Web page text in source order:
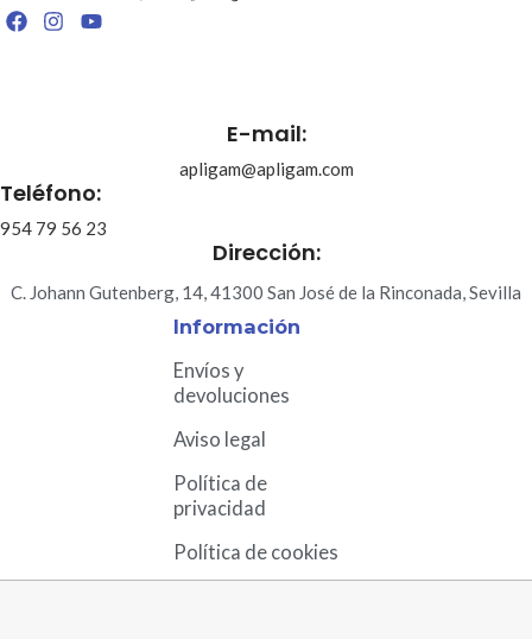
E-mail:
apligam@apligam.com
Teléfono:
954 79 56 23
Dirección:
C. Johann Gutenberg, 14, 41300 San José de la Rinconada, Sevilla
Información
Envíos y
devoluciones
Aviso legal
Política de
privacidad
Política de cookies